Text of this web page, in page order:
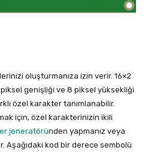
oluşturmanıza izin verir. 16×2
genişliği ve 8 piksel yüksekliği
özel karakter tanımlanabilir.
için, özel karakterinizin ikili
jeneratöründen yapmanız veya
Aşağıdaki kod bir derece sembolü